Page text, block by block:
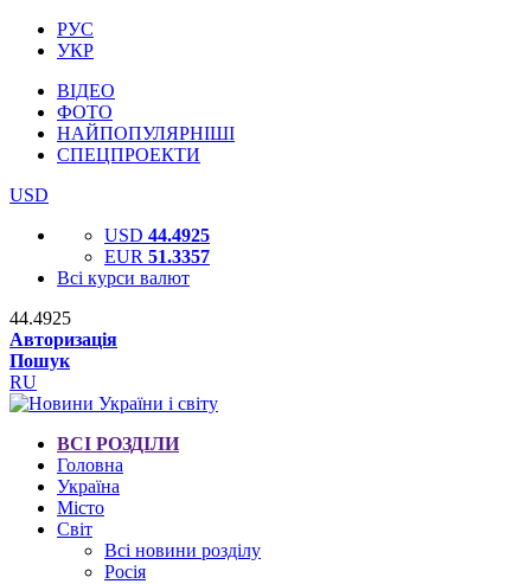
РУС
УКР
ВІДЕО
ФОТО
НАЙПОПУЛЯРНІШІ
СПЕЦПРОЕКТИ
USD
USD 44.4925
EUR 51.3357
Всі курси валют
44.4925
Авторизація
Пошук
RU
ВСІ РОЗДІЛИ
Головна
Україна
Місто
Світ
Всі новини розділу
Росія